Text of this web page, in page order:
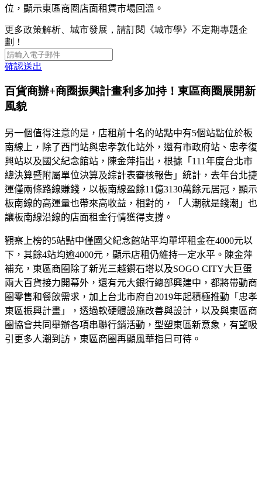
位，顯示東區商圈店面租賃市場回溫 。
更多政策解析、城市發展，請訂閱《城市學》不定期專題企
劃！
確認送出
百貨商辦+商圈振興計畫利多加持！東區商圈展開新
風貌
另一個值得注意的是，店租前十名的站點中有5個站點位於板
南線上，除了西門站與忠孝敦化站外，還有市政府站、忠孝復
興站以及國父紀念館站， 陳金萍指出 ， 根據「 111年度台北市
總決算暨附屬單位決算及綜計表審核報告」統計 ， 去年台北捷
運僅兩條路線賺錢，以板南線盈餘11億3130萬餘元居冠，顯示
板南線的高運量也帶來高收益，相對的，「人潮就是錢潮」也
讓板南線沿線的店面租金行情獲得支撐。
觀察上榜的5站點中僅國父紀念館站平均單坪租金在4000元以
下，其餘4站均逾4000元，顯示店租仍維持一定水平。 陳金萍
補充，東區商圈除了新光三越鑽石塔以及SOGO CITY大巨蛋
兩大百貨接力開幕外，還有元大銀行總部興建中，都將帶動商
圈零售和餐飲需求，加上台北市府自2019年起積極推動「忠孝
東區振興計畫」，透過軟硬體設施改善與設計，以及與東區商
圈協會共同舉辦各項串聯行銷活動，型塑東區新意象，有望吸
引更多人潮到訪，東區商圈再顯風華指日可待 。